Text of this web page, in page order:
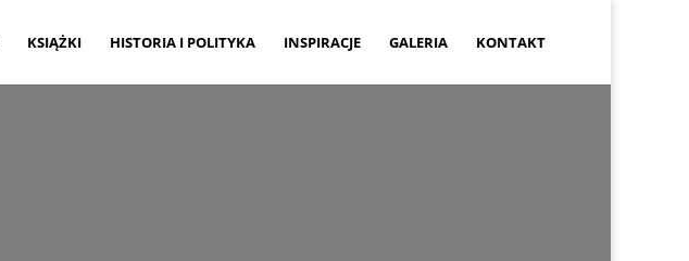
KSIĄŻKI HISTORIA I POLITYKA INSPIRACJE GALERIA KONTAKT